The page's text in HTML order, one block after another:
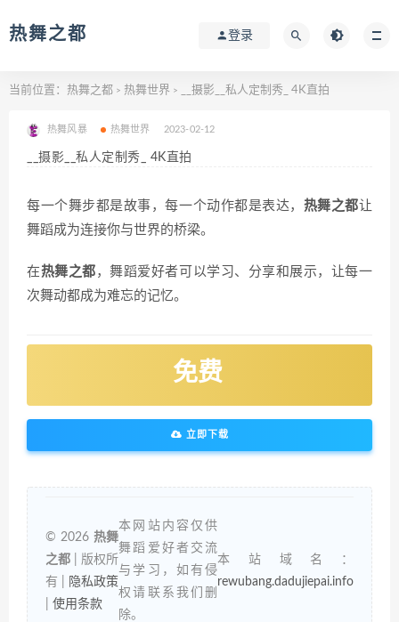
热舞之都 登录
当前位置： 热舞之都 > 热舞世界 > __摄影__私人定制秀_ 4K直拍
热舞风暴 热舞世界 2023-02-12
__摄影__私人定制秀_ 4K直拍
每一个舞步都是故事，每一个动作都是表达， 热舞之都让
舞蹈成为连接你与世界的桥梁。
在热舞之都 ，舞蹈爱好者可以学习、分享和展示，让每一
次舞动都成为难忘的记忆。
免费
立即下载
© 2026 热舞
之都 | 版权所
有 |
隐私政策
使用条款
本网站内容仅供
舞蹈爱好者交流
与学习，如有侵
权请联系我们删
除。
本站域名：
rewubang.dadujiepai.info